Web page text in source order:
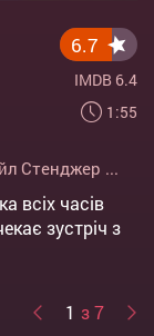
6.7
IMDB 6.4
1:55
Стенджер ...
всіх часів
зустріч з
1 з 7